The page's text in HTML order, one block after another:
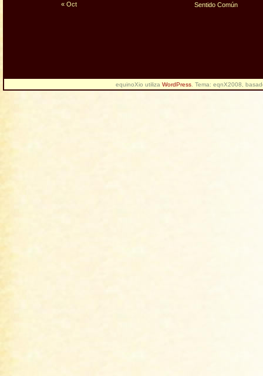
« Oct
Sentido Común
equinoXio utiliza WordPress. Tema: eqnX2008,